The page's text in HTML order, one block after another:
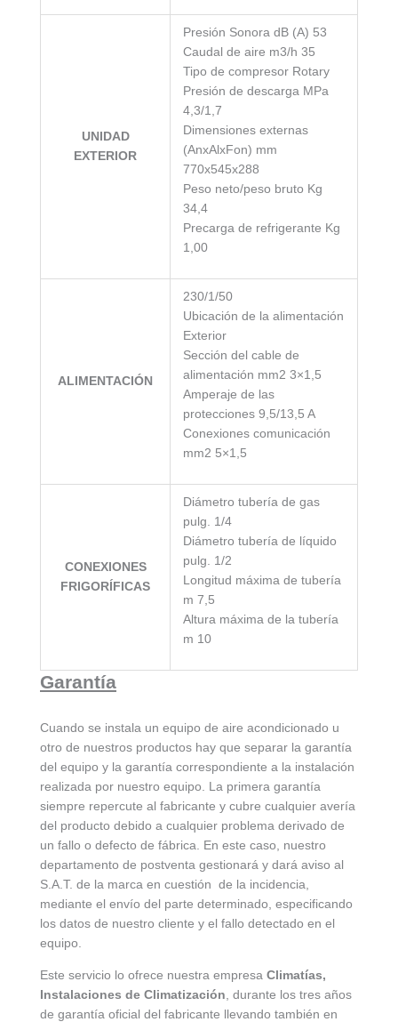
UNIDAD
EXTERIOR
Presión Sonora dB (A) 53
Caudal de aire m3/h 35
Tipo de compresor Rotary
Presión de descarga MPa
4,3/1,7
Dimensiones externas
(AnxAlxFon) mm
770x545x288
Peso neto/peso bruto Kg
34,4
Precarga de refrigerante Kg
1,00
ALIMENTACIÓN
230/1/50
Ubicación de la alimentación
Exterior
Sección del cable de
alimentación mm2 3×1,5
Amperaje de las
protecciones 9,5/13,5 A
Conexiones comunicación
mm2 5×1,5
CONEXIONES
FRIGORÍFICAS
Diámetro tubería de gas
pulg. 1/4
Diámetro tubería de líquido
pulg. 1/2
Longitud máxima de tubería
m 7,5
Altura máxima de la tubería
m 10
Garantía
Cuando se instala un equipo de aire acondicionado u
otro de nuestros productos hay que separar la garantía
del equipo y la garantía correspondiente a la instalación
realizada por nuestro equipo. La primera garantía
siempre repercute al fabricante y cubre cualquier avería
del producto debido a cualquier problema derivado de
un fallo o defecto de fábrica. En este caso, nuestro
departamento de postventa gestionará y dará aviso al
S.A.T. de la marca en cuestión de la incidencia,
mediante el envío del parte determinado, especificando
los datos de nuestro cliente y el fallo detectado en el
equipo.
Este servicio lo ofrece nuestra empresa Climatías,
Instalaciones de Climatización , durante los tres años
de garantía oficial del fabricante llevando también en